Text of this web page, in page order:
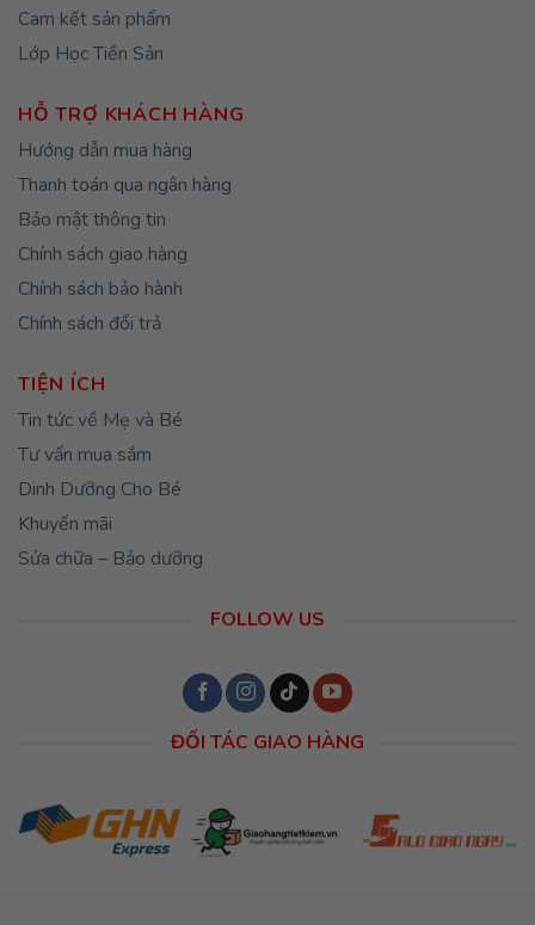
Cam kết sản phẩm
Lớp Học Tiền Sản
HỖ TRỢ KHÁCH HÀNG
Hướng dẫn mua hàng
Thanh toán qua ngân hàng
Bảo mật thông tin
Chính sách giao hàng
Chính sách bảo hành
Chính sách đổi trả
TIỆN ÍCH
Tin tức về Mẹ và Bé
Tư vấn mua sắm
Dinh Dưỡng Cho Bé
Khuyến mãi
Sửa chữa – Bảo dưỡng
FOLLOW US
ĐỐI TÁC GIAO HÀNG